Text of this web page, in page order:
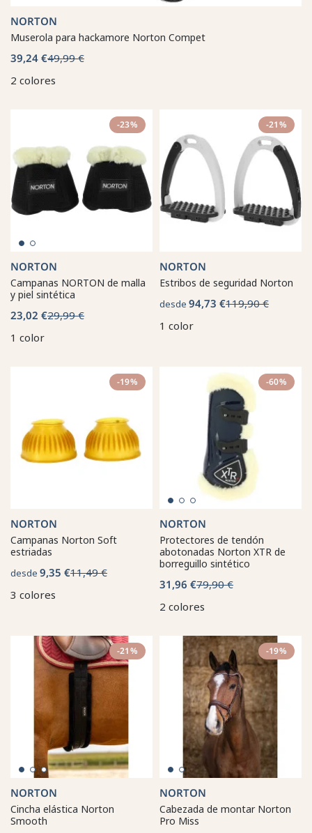
NORTON
Muserola para hackamore Norton Compet
39,24 €49,99 €
2 colores
-23%
NORTON
Campanas NORTON de malla
y piel sintética
23,02 €29,99 €
1 color
-21%
NORTON
Estribos de seguridad Norton
desde 94,73 €119,90 €
1 color
-19%
NORTON
Campanas Norton Soft
estriadas
desde 9,35 €11,49 €
3 colores
-60%
NORTON
Protectores de tendón
abotonadas Norton XTR de
borreguillo sintético
31,96 €79,90 €
2 colores
-21%
NORTON
Cincha elástica Norton
Smooth
-19%
NORTON
Cabezada de montar Norton
Pro Miss